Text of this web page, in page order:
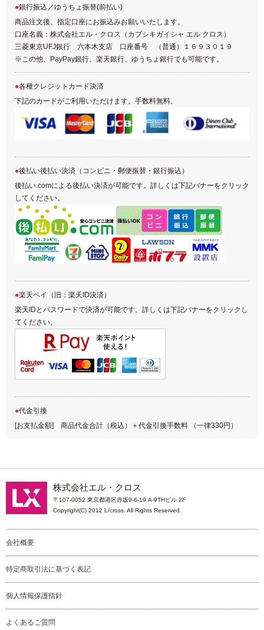
銀行振込／ゆうちょ振替(前払い)
商品注文後、指定口座にお振込みお願いいたします。
口座名義：株式会社エル・クロス（カブシキガイシャ エル クロス）
三菱東京UFJ銀行 六本木支店 口座番号 （普通）１６９３０１９
※この他、PayPay銀行、楽天銀行、ゆうちょ銀行でも可能です。
各種クレジットカード決済
下記のカードがご利用いただけます。手数料無料。
後払い後払い決済（コンビニ・郵便振替・銀行振込）
後払い.comによる後払い決済が可能です。詳しくは下記バナーをクリック
してください。
楽天ペイ（旧：楽天ID決済）
楽天IDとパスワードで決済が可能です。詳しくは下記バナーをクリックし
てください。
代金引換
[お支払金額] 商品代金合計（税込）＋代金引換手数料 （一律330円）
株式会社エル・クロス
〒107-0052 東京都港区赤坂9-6-19 A-9THビル 2F
Copyright(C) 2012 L/cross. All Rights Reserved.
会社概要
特定商取引法に基づく表記
個人情報保護指針
よくあるご質問